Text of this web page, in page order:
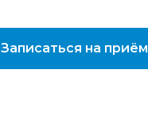
Записаться на приём